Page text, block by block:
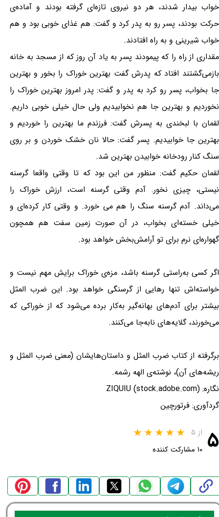
خواب بیدار شدند، هر دو نیروی تازه‌ای گرفته بودند و آماده‌ی
حرکت بودند، پسر رو به پدر کرد و گفت: هم غذای خوبی بود و هم
خواب شیرینی و به راه افتادند.
مقداری از راه را که پیمودند پسر به یاد آن روز که از مسجد به خانه
بازمی‌گشتند افتاد که پدرش گفت بهترین خوراک را بخور و بهترین
جا بخواب، پسر رو کرد به پدر و گفت: پدر امروز بهترین خوراک را
نخوردیم و بهترین جا هم نخوابیدیم ولی حال خیلی خوبی داریم.
لقمان با لبخندی به پسرش گفت: فرزندم ما بهترین را خوردیم و
بهترین جا خوابیدیم. پسر گفت: حالا نان خشک خوردن و بر روی
سنگ کنار رودخانه خوابیدن بهترین شد.
لقمان حکیم گفت: منظور من این بود که تا وقتی واقعا گرسنه
نیستی، چیزی نخور. آدم وقتی گرسنه است، ارزش خوراک را
می‌داند. آدم گرسنه سنگ را هم می خورد. و وقتی کار کرده‌ای و
خیلی خسته‌ای بخواب، در آن صورت زمین سفت هم همچون
گهواره‌ای نرم برای تو آرامش‌بخش خواهد بود.
اگر کسی به‌راستی گرسنه باشد، مزه‌ی خوراک برایش مهم نیست و
خواسته‌اش تنها رهایی از گرسنگی خواهد بود. این ضرب المثل
بیشتر برای آدم‌های بهانه‌گیر به‌کار برده می‌شود که از خوراکی که
می‌خورند، گلایه‌های نابه‌جا می‌کنند.
برگرفته از کتاب ضرب المثل و داستان‌هایشان (معنی ضرب المثل و
ریشه‌های آن)، نوشته‌ی الهه رشمه.
نگاره: ZIQUIU (stock.adobe.com)
گردآوری: فرتورچین
۵ از ۵
۱۰ مشارکت کننده